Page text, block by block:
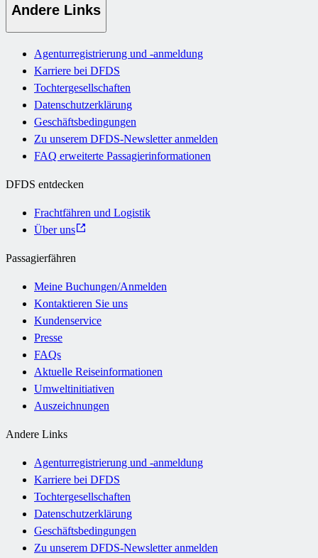
Andere Links
Agenturregistrierung und -anmeldung
Karriere bei DFDS
Tochtergesellschaften
Datenschutzerklärung
Geschäftsbedingungen
Zu unserem DFDS-Newsletter anmelden
FAQ erweiterte Passagierinformationen
DFDS entdecken
Frachtfähren und Logistik
Über uns
Passagierfähren
Meine Buchungen/Anmelden
Kontaktieren Sie uns
Kundenservice
Presse
FAQs
Aktuelle Reiseinformationen
Umweltinitiativen
Auszeichnungen
Andere Links
Agenturregistrierung und -anmeldung
Karriere bei DFDS
Tochtergesellschaften
Datenschutzerklärung
Geschäftsbedingungen
Zu unserem DFDS-Newsletter anmelden